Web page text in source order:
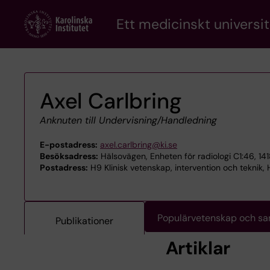
content
Ett medicinskt
Axel Carlbring
Anknuten till Undervisning/Handledning
E-postadress: axel.carlbring@ki.se
Besöksadress: Hälsovägen, Enheten för radiologi C1:46,
Postadress: H9 Klinisk vetenskap, intervention och teknik,
Publikationer Populärvetenskap och
Artiklar